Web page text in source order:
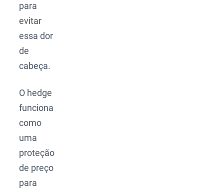
para
evitar
essa dor
de
cabeça.
O hedge
funciona
como
uma
proteção
de preço
para